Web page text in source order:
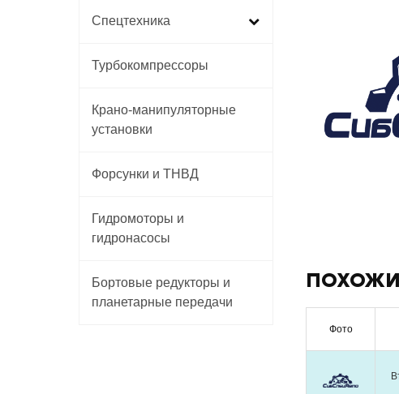
Спецтехника
Турбокомпрессоры
Крано-манипуляторные
установки
Форсунки и ТНВД
Гидромоторы и
гидронасосы
Бортовые редукторы и
планетарные передачи
Фото